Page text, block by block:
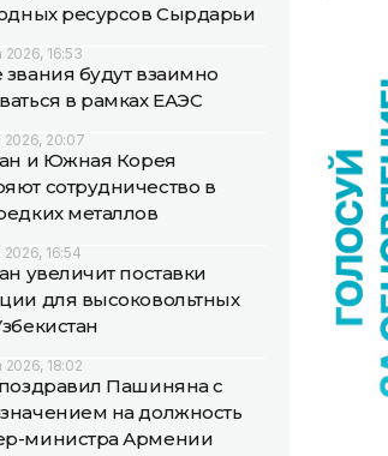
ресурсов Сырдарьи
2026, 16:53
будут взаимно
в рамках ЕАЭС
2026, 20:07
и Южная Корея
сотрудничество в
металлов
2026, 16:54
увеличит поставки
для высоковольтных
2026, 18:02
Пашиняна с
на должность
министра Армении